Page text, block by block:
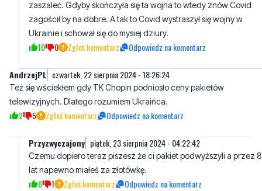
zaszaleć. Gdyby skończyła się ta wojna to wtedy znów Covid
zagościł by na dobre. A tak to Covid wystraszył się wojny w
Ukrainie i schował się do mysiej dziury.
10 0 Zgłoś komentarz Odpowiedz na komentarz
AndrzejPL czwartek, 22 sierpnia 2024 - 18:26:24
Też się wściekłem gdy TK Chopin podniosło ceny pakietów
telewizyjnych. Dlatego rozumiem Ukraińca.
2 5 Zgłoś komentarz Odpowiedz na komentarz
Przyzwyczajony piątek, 23 sierpnia 2024 - 04:22:42
Czemu dopiero teraz piszesz że ci pakiet podwyższyli a przez 8
lat napewno miałeś za złotówkę.
6 1 Zgłoś komentarz Odpowiedz na komentarz